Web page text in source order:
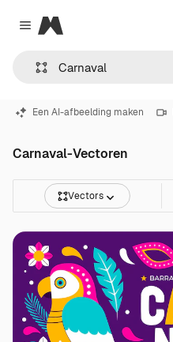
Close menu
Magnific
Een AI-afbeelding maken
Carnaval-Vectoren
Vectors